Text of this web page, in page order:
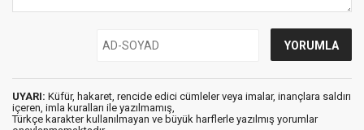
UYARI: Küfür, hakaret, rencide edici cümleler veya imalar, inançlara saldırı
içeren, imla kuralları ile yazılmamış,
Türkçe karakter kullanılmayan ve büyük harflerle yazılmış yorumlar